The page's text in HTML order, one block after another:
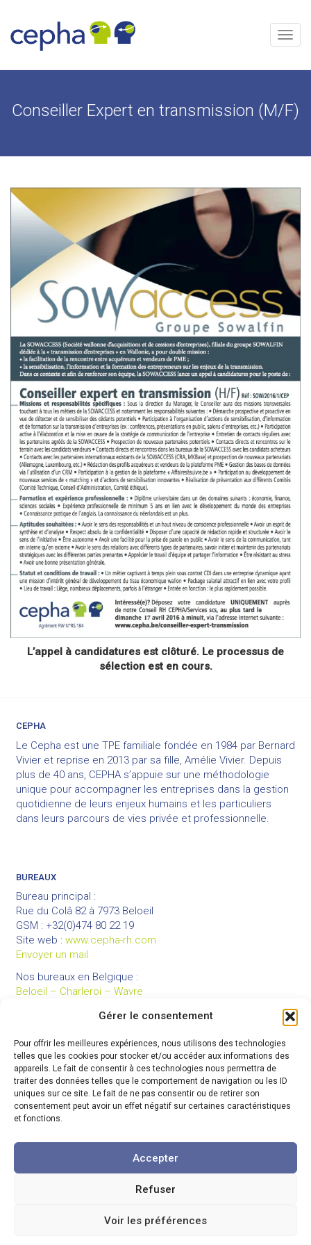
Gérer le consentement
Pour offrir les meilleures expériences, nous utilisons des technologies
telles que les cookies pour stocker et/ou accéder aux informations des
appareils. Le fait de consentir à ces technologies nous permettra de
traiter des données telles que le comportement de navigation ou les ID
uniques sur ce site. Le fait de ne pas consentir ou de retirer son
consentement peut avoir un effet négatif sur certaines caractéristiques
et fonctions.
Accepter
Refuser
Voir les préférences
contenu
Menu
Conseiller Expert en transmission (M/F)
L’appel à candidatures est clôturé. Le processus de
sélection est en cours.
CEPHA
Le Cepha est une TPE familiale fondée en 1984 par Bernard
Vivier et reprise en 2013 par sa fille, Amélie Vivier. Depuis
plus de 40 ans, CEPHA s’appuie sur une méthodologie
unique pour accompagner les entreprises dans la gestion
quotidienne de leurs enjeux humains et les particuliers
dans leurs parcours de vies privée et professionnelle.
BUREAUX
Bureau principal :
Rue du Colâ 82 à 7973 Beloeil
GSM : +32(0)474 80 22 19
Site web : www.cepha-rh.com
Envoyer un mail
Nos bureaux en Belgique :
Beloeil – Charleroi – Wavre
LIENS UTILES
Mentions légales
Conditions générales de vente
Politique de confidentialité
Partenaires
Code de déontologie